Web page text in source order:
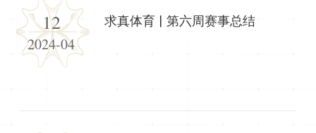
12
2024-04
求真体育 | 第六周赛事总结